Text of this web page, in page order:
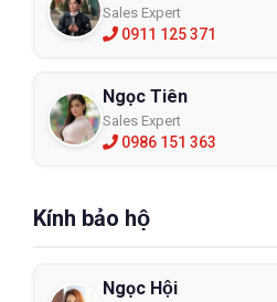
Sales Expert
0911 125 371
Ngọc Tiên
Sales Expert
0986 151 363
Kính bảo hộ
Ngọc Hội